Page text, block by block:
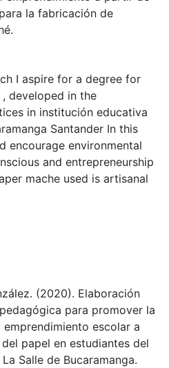
la fabricación de
I aspire for a degree for
developed in the
in institución educativa
Santander In this
encourage environmental
and entrepreneurship
mache used is artisanal
(2020). Elaboración
para promover la
escolar a
papel en estudiantes del
Salle de Bucaramanga.